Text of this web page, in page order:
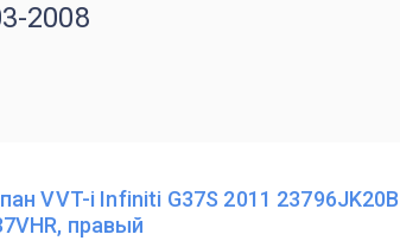
2008
VVT-i Infiniti G37S 2011
правый